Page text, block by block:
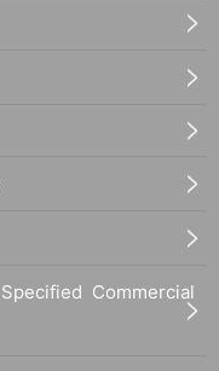
Commercial